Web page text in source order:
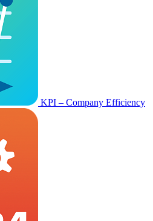
KPI – Company Efficiency